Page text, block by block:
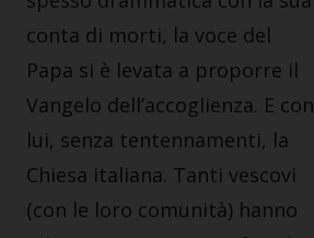
conta di morti, la voce del
Papa si è levata a proporre il
Vangelo dell’accoglienza. E con
lui, senza tentennamenti, la
Chiesa italiana. Tanti vescovi
(con le loro comunità) hanno